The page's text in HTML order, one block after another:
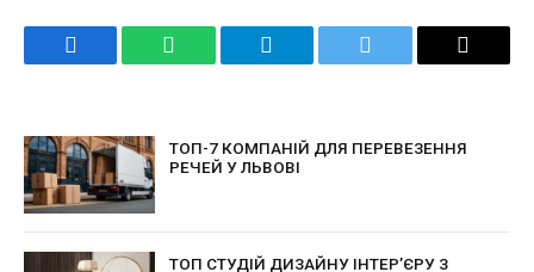
Facebook WhatsApp Telegram Twitter Email
ТОП-7 КОМПАНІЙ ДЛЯ ПЕРЕВЕЗЕННЯ
РЕЧЕЙ У ЛЬВОВІ
ТОП СТУДІЙ ДИЗАЙНУ ІНТЕР’ЄРУ З